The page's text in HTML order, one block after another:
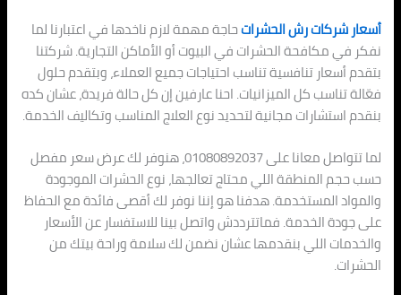
أسعار شركات رش الحشراتحاجة مهمة لازم ناخدها في اعتبارنا لما
نفكر في مكافحة الحشرات في البيوت أو الأماكن التجارية. شركتنا
بتقدم أسعار تنافسية تناسب احتياجات جميع العملاء، وبتقدم حلول
فعّالة تناسب كل الميزانيات. احنا عارفين إن كل حالة فريدة، عشان كده
بنقدم استشارات مجانية لتحديد نوع العلاج المناسب وتكاليف الخدمة.
لما تتواصل معانا على 01080892037، هنوفر لك عرض سعر مفصل
حسب حجم المنطقة اللي محتاج تعالجها، نوع الحشرات الموجودة
والمواد المستخدمة. هدفنا هو إننا نوفر لك أقصى فائدة مع الحفاظ
على جودة الخدمة. فماتترددش واتصل بينا للاستفسار عن الأسعار
والخدمات اللي بنقدمها عشان نضمن لك سلامة وراحة بيتك من
الحشرات.